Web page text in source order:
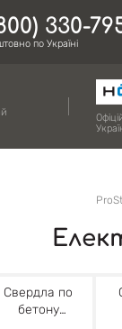
330-
по Україні
Свердла по
бетону